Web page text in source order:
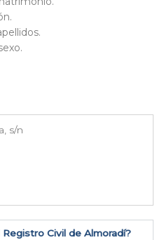
s/n
Civil de Almoradí​?